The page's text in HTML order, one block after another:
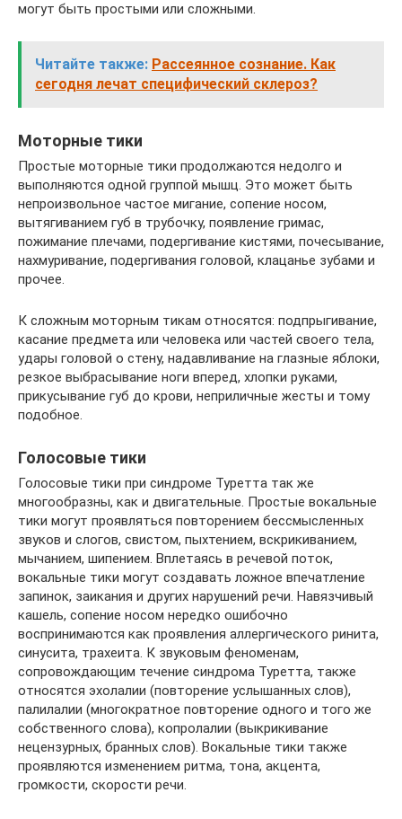
могут быть простыми или сложными.
Читайте также: Рассеянное сознание. Как
сегодня лечат специфический склероз?
Моторные тики
Простые моторные тики продолжаются недолго и
выполняются одной группой мышц. Это может быть
непроизвольное частое мигание, сопение носом,
вытягиванием губ в трубочку, появление гримас,
пожимание плечами, подергивание кистями, почесывание,
нахмуривание, подергивания головой, клацанье зубами и
прочее.
К сложным моторным тикам относятся: подпрыгивание,
касание предмета или человека или частей своего тела,
удары головой о стену, надавливание на глазные яблоки,
резкое выбрасывание ноги вперед, хлопки руками,
прикусывание губ до крови, неприличные жесты и тому
подобное.
Голосовые тики
Голосовые тики при синдроме Туретта так же
многообразны, как и двигательные. Простые вокальные
тики могут проявляться повторением бессмысленных
звуков и слогов, свистом, пыхтением, вскрикиванием,
мычанием, шипением. Вплетаясь в речевой поток,
вокальные тики могут создавать ложное впечатление
запинок, заикания и других нарушений речи. Навязчивый
кашель, сопение носом нередко ошибочно
воспринимаются как проявления аллергического ринита,
синусита, трахеита. К звуковым феноменам,
сопровождающим течение синдрома Туретта, также
относятся эхолалии (повторение услышанных слов),
палилалии (многократное повторение одного и того же
собственного слова), копролалии (выкрикивание
нецензурных, бранных слов). Вокальные тики также
проявляются изменением ритма, тона, акцента,
громкости, скорости речи.